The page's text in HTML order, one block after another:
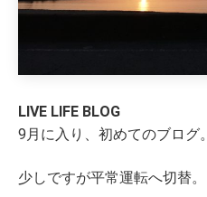
LIVE LIFE BLOG
9月に入り、初めてのブログ。
少しですが平常運転へ切替。